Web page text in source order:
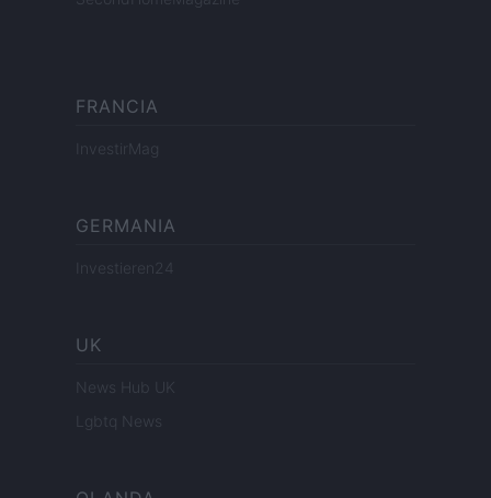
FRANCIA
InvestirMag
GERMANIA
Investieren24
UK
News Hub UK
Lgbtq News